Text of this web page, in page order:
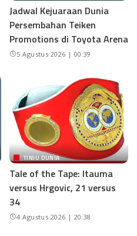
Jadwal Kejuaraan Dunia
Persembahan Teiken
Promotions di Toyota Arena
5 Agustus 2026 | 00:39
TINJU DUNIA
Tale of the Tape: Itauma
versus Hrgovic, 21 versus
34
4 Agustus 2026 | 20:38